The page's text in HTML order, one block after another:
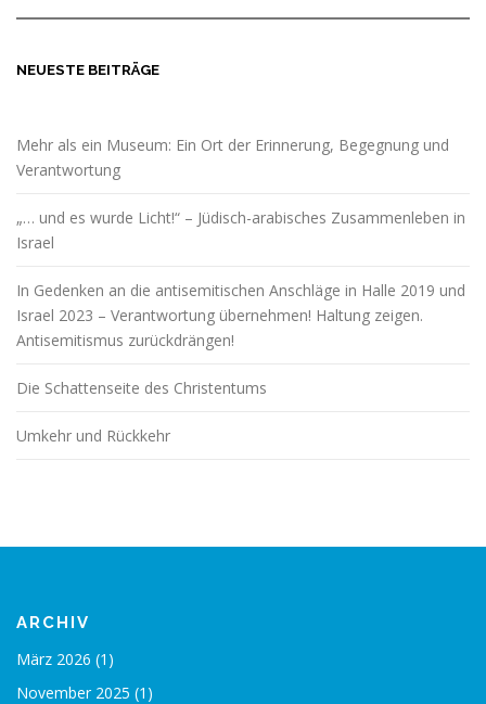
NEUESTE BEITRÄGE
Mehr als ein Museum: Ein Ort der Erinnerung, Begegnung und
Verantwortung
„… und es wurde Licht!“ – Jüdisch-arabisches Zusammenleben in
Israel
In Gedenken an die antisemitischen Anschläge in Halle 2019 und
Israel 2023 – Verantwortung übernehmen! Haltung zeigen.
Antisemitismus zurückdrängen!
Die Schattenseite des Christentums
Umkehr und Rückkehr
ARCHIV
März 2026 (1)
November 2025 (1)